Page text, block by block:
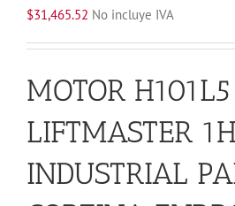
$31,465.52 No incluye IVA
MOTOR H101L5
LIFTMASTER
INDUSTRIAL